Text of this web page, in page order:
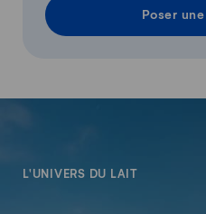
Poser
L'UNIVERS DU LAIT